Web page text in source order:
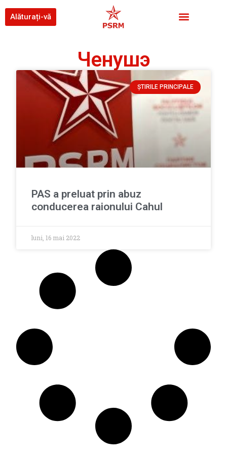
Alăturați-vă
Ченушэ
ȘTIRILE PRINCIPALE
PAS a preluat prin abuz
conducerea raionului Cahul
luni, 16 mai 2022